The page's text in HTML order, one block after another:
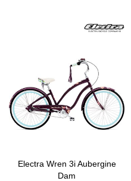
Electra Wren 3i Aubergine
Dam